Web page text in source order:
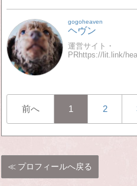
gogoheaven
ヘヴン
運営サイト・
PRhttps://lit.link/
前へ 1 2
プロフィールへ戻る